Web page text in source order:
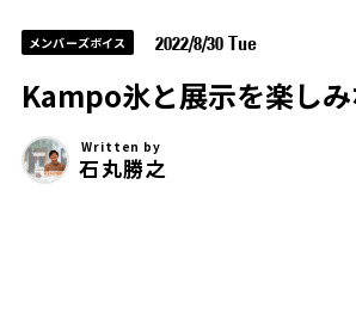
メンバーズボイス 2022/8/30 Tue
Kampo氷と展示を楽し
Written by
石丸勝之